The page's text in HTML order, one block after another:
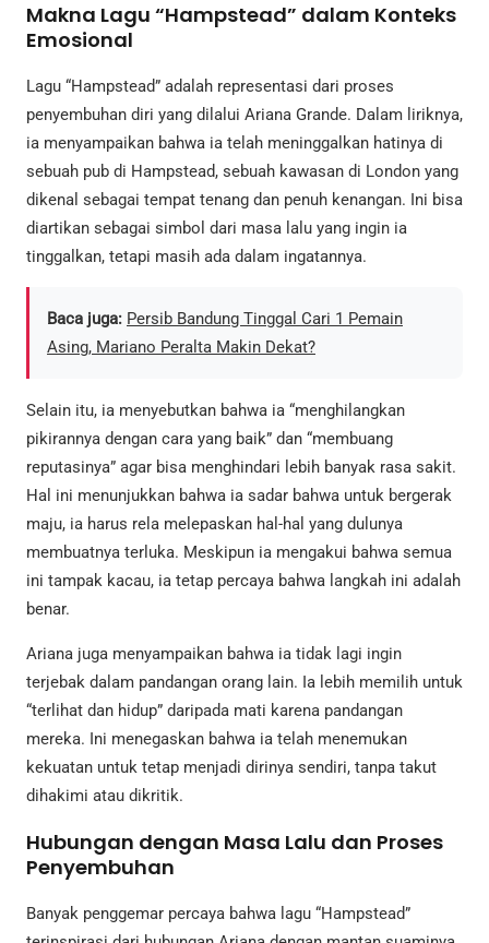
Makna Lagu “Hampstead” dalam Konteks
Emosional
Lagu “Hampstead” adalah representasi dari proses
penyembuhan diri yang dilalui Ariana Grande. Dalam liriknya,
ia menyampaikan bahwa ia telah meninggalkan hatinya di
sebuah pub di Hampstead, sebuah kawasan di London yang
dikenal sebagai tempat tenang dan penuh kenangan. Ini bisa
diartikan sebagai simbol dari masa lalu yang ingin ia
tinggalkan, tetapi masih ada dalam ingatannya.
Baca juga: Persib Bandung Tinggal Cari 1 Pemain
Asing, Mariano Peralta Makin Dekat?
Selain itu, ia menyebutkan bahwa ia “menghilangkan
pikirannya dengan cara yang baik” dan “membuang
reputasinya” agar bisa menghindari lebih banyak rasa sakit.
Hal ini menunjukkan bahwa ia sadar bahwa untuk bergerak
maju, ia harus rela melepaskan hal-hal yang dulunya
membuatnya terluka. Meskipun ia mengakui bahwa semua
ini tampak kacau, ia tetap percaya bahwa langkah ini adalah
benar.
Ariana juga menyampaikan bahwa ia tidak lagi ingin
terjebak dalam pandangan orang lain. Ia lebih memilih untuk
“terlihat dan hidup” daripada mati karena pandangan
mereka. Ini menegaskan bahwa ia telah menemukan
kekuatan untuk tetap menjadi dirinya sendiri, tanpa takut
dihakimi atau dikritik.
Hubungan dengan Masa Lalu dan Proses
Penyembuhan
Banyak penggemar percaya bahwa lagu “Hampstead”